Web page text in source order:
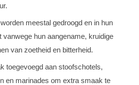
meestal gedroogd en in hun
vanwege hun aangename, kruidige
van zoetheid en bitterheid.
toegevoegd aan stoofschotels,
en marinades om extra smaak te